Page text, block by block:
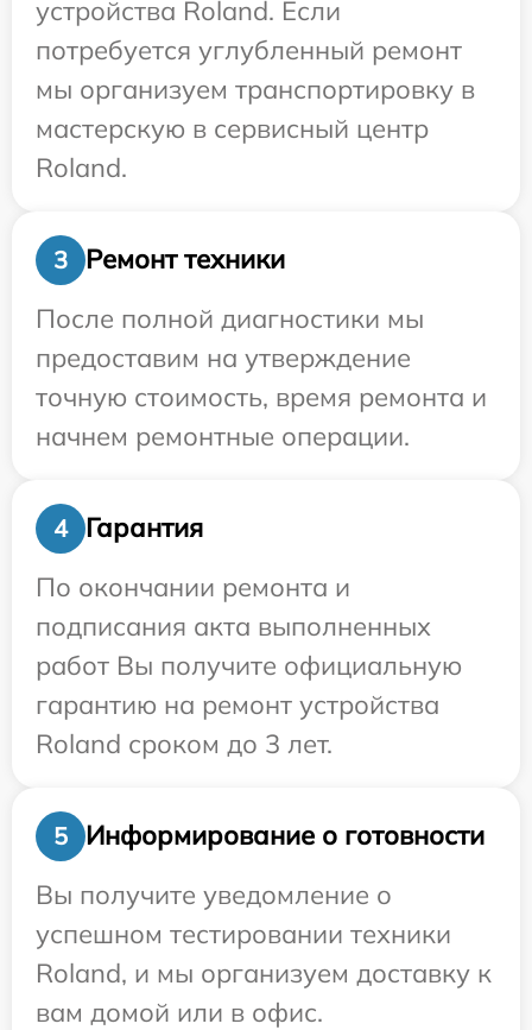
устройства Roland. Если
потребуется углубленный ремонт
мы организуем транспортировку в
мастерскую в сервисный центр
Roland.
3
Ремонт техники
После полной диагностики мы
предоставим на утверждение
точную стоимость, время ремонта и
начнем ремонтные операции.
4
Гарантия
По окончании ремонта и
подписания акта выполненных
работ Вы получите официальную
гарантию на ремонт устройства
Roland сроком до 3 лет.
5
Информирование о готовности
Вы получите уведомление о
успешном тестировании техники
Roland, и мы организуем доставку к
вам домой или в офис.